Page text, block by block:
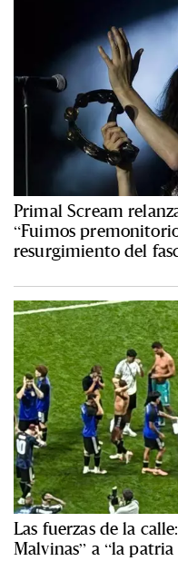
Primal Scream
“Fuimos
resurgimiento del
Las fuerzas de la
Malvinas” a “la patria